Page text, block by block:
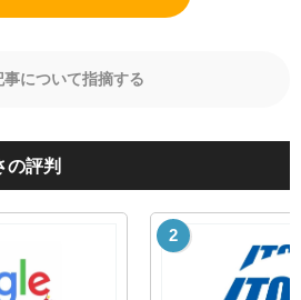
事について指摘する
の評判